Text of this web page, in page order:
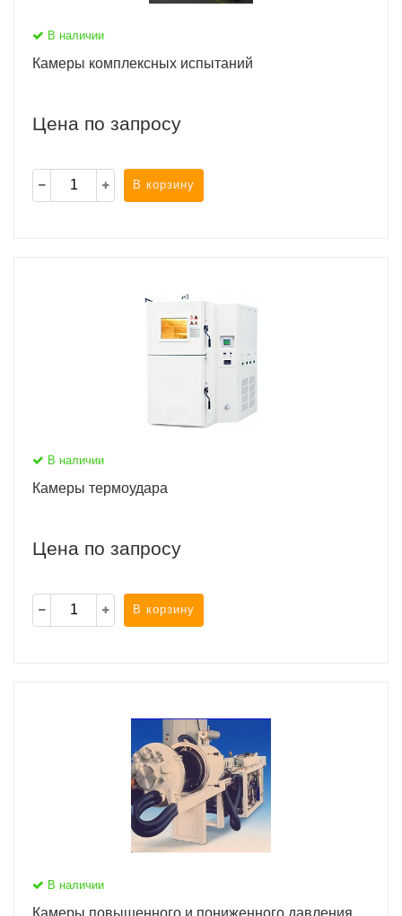
В наличии
Камеры комплексных испытаний
Цена по запросу
В корзину
В наличии
Камеры термоудара
Цена по запросу
В корзину
В наличии
Камеры повышенного и пониженного давления